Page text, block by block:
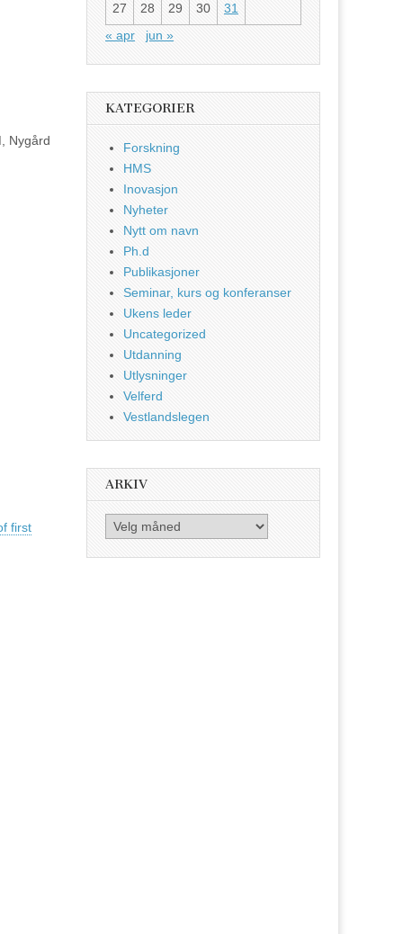
Nygård
first
27 28 29 30
31
« apr
jun »
KATEGORIER
Forskning
HMS
Inovasjon
Nyheter
Nytt om navn
Ph.d
Publikasjoner
Seminar, kurs og konferanser
Ukens leder
Uncategorized
Utdanning
Utlysninger
Velferd
Vestlandslegen
ARKIV
Arkiv